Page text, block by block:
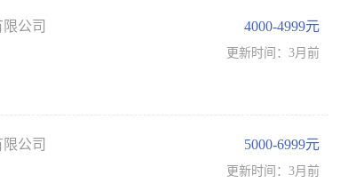
公司 4000-4999元
更新时间：3月前
公司 5000-6999元
更新时间：3月前